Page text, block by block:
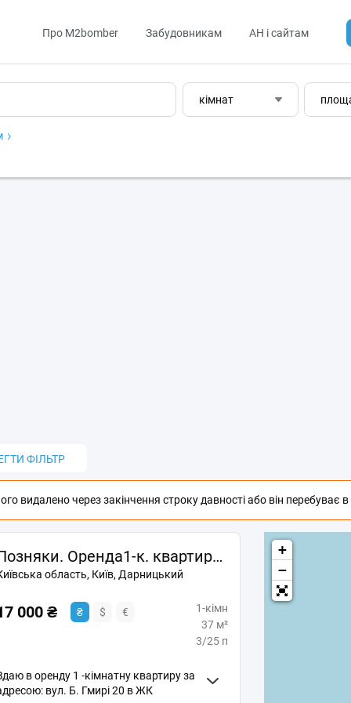
Про M2bomber Забудовникам АН і сайтам
кімнат
ФІЛЬТР
видалено через закінчення строку давності або він перебуває в
Позняки. Оренда1-к. квартири з новим ремонтом по вул. Гмирі 20
область, Київ, Дарницький
000 ₴ ₴ $ €
1-кімн
37 м²
3/25 п
в оренду 1 -кімнатну квартиру за
вул. Б. Гмирі 20 в ЖК
+
−